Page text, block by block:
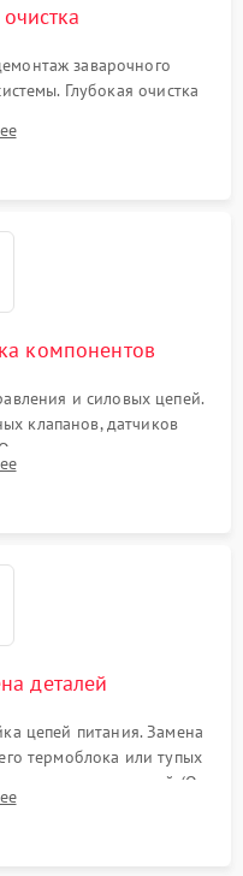
заварочного
Глубокая очистка
жмыха и накипи.
с использованием
компонентов
и силовых цепей.
клапанов, датчиков
степени износа
колец гидросистемы
деталей
цепей питания. Замена
термоблока или тупых
уплотнителей (O-
устранения